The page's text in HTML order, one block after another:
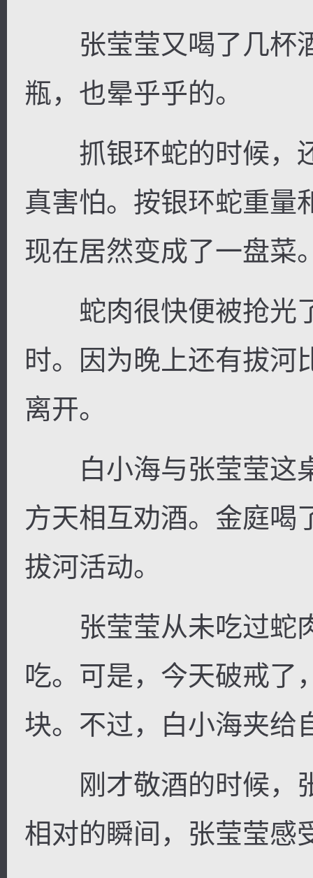
张莹莹又喝了几杯
瓶，也晕乎乎的。
抓银环蛇的时候，
真害怕。按银环蛇重量
现在居然变成了一盘菜
蛇肉很快便被抢光
时。因为晚上还有拔河
离开。
白小海与张莹莹这
方天相互劝酒。金庭喝
拔河活动。
张莹莹从未吃过蛇
吃。可是，今天破戒了
块。不过，白小海夹给
刚才敬酒的时候，
相对的瞬间，张莹莹感